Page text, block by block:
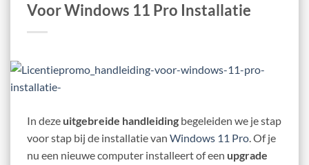
Voor Windows 11 Pro Installatie
In deze uitgebreide handleiding begeleiden we je stap
voor stap bij de installatie van Windows 11 Pro. Of je
nu een nieuwe computer installeert of een upgrade